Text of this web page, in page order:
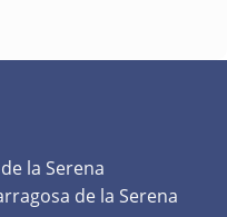
la Serena
de la Serena